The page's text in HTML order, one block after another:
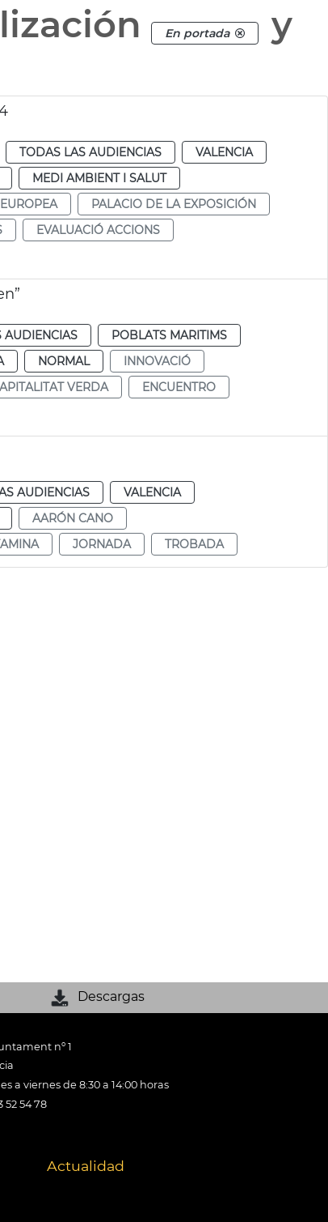
En portada
y
TODAS LAS AUDIENCIAS
VALENCIA
MEDI AMBIENT I SALUT
PALACIO DE LA EXPOSICIÓN
EVALUACIÓ ACCIONS
AUDIENCIAS
POBLATS MARITIMS
NORMAL
INNOVACIÓ
VERDA
ENCUENTRO
AUDIENCIAS
VALENCIA
AARÓN CANO
JORNADA TROBADA
Descargas
nº 1
a viernes de 8:30 a 14:00 horas
52 54 78
Actualidad